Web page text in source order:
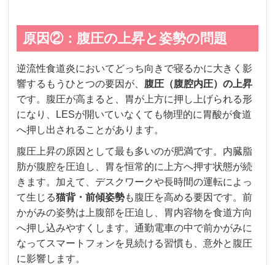
原因②：腹圧の上昇と姿勢の問題
逆流性食道炎においてどっち向きで寝るかに大きく影
響するもうひとつの要因が、 腹圧（腹腔内圧）の上昇
です。腹圧が高まると、胃が上方に押し上げられる形
になり、LESが開いていなくても物理的に胃酸が食道
へ押し出されることがあります。
腹圧上昇の原因として最も多いのが肥満です。内臓脂
肪が腹腔を圧迫し、胃を恒常的に上方へ押す状態が続
きます。加えて、デスクワークや長時間の運転によっ
て生じる猫背・前傾姿勢も腹圧を高める要因です。前
かがみの姿勢は上腹部を圧迫し、胃内容物を食道方向
へ押し込みやすくします。通勤電車の中で前かがみに
なってスマートフォンを見続ける習慣も、意外と腹圧
に影響します。